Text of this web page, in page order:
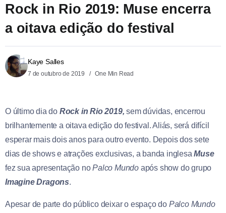
Rock in Rio 2019: Muse encerra
a oitava edição do festival
Kaye Salles
7 de outubro de 2019 One Min Read
O último dia do Rock in Rio 2019,sem dúvidas, encerrou
brilhantemente a oitava edição do festival. Aliás, será difícil
esperar mais dois anos para outro evento. Depois dos sete
dias de shows e atrações exclusivas, a banda inglesaMuse
fez sua apresentação noPalco Mundo após show do grupo
Imagine Dragons.
Apesar de parte do público deixar o espaço do Palco Mundo